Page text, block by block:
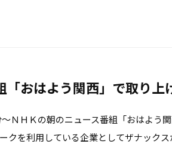
「おはよう関西」で取り上
ＮＨＫの朝のニュース番組「おはよう
クを利用している企業としてザナックス